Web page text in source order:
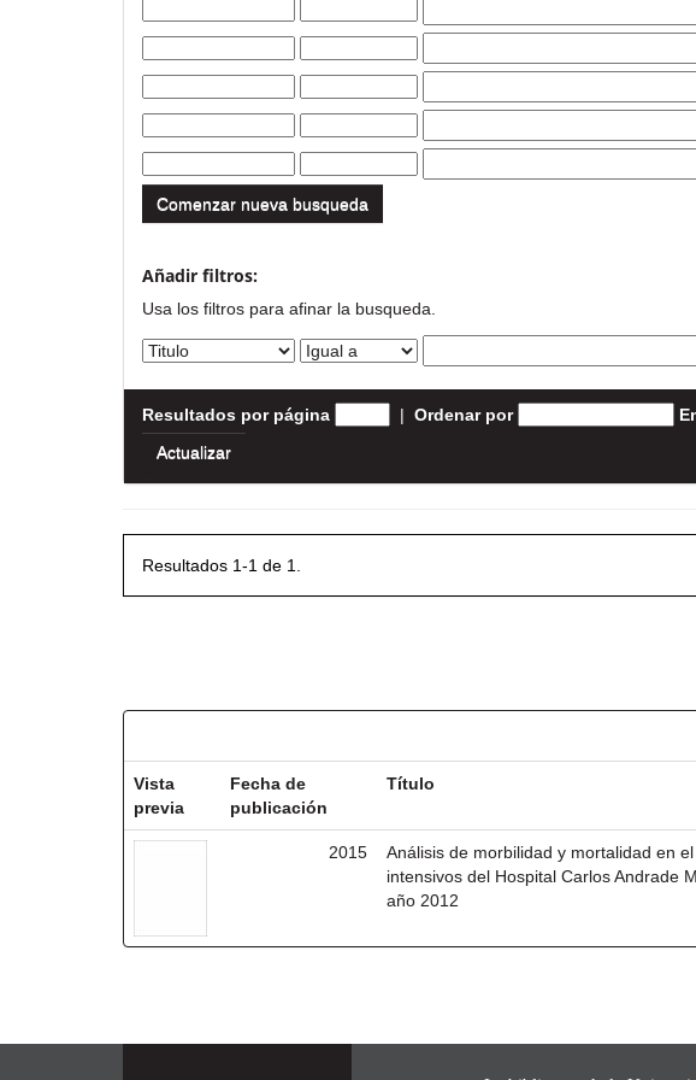
Comenzar nueva busqueda
Añadir filtros:
Usa los filtros para afinar la busqueda.
Resultados por página | Ordenar por
Resultados 1-1 de 1.
Vista
previa
Fecha de
publicación
Título
2015
Análisis de morbilidad y mortalidad en
intensivos del Hospital Carlos Andrade
año 2012